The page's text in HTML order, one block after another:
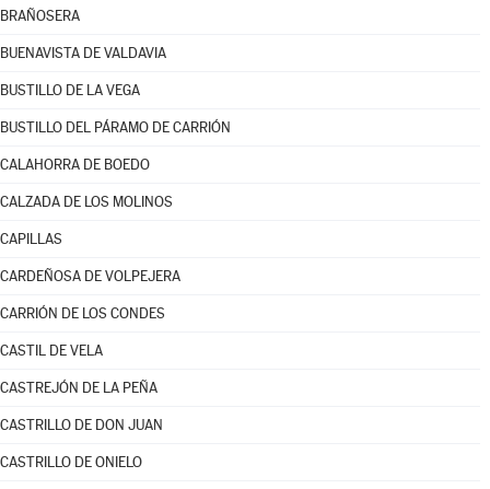
BRAÑOSERA
BUENAVISTA DE VALDAVIA
BUSTILLO DE LA VEGA
BUSTILLO DEL PÁRAMO DE CARRIÓN
CALAHORRA DE BOEDO
CALZADA DE LOS MOLINOS
CAPILLAS
CARDEÑOSA DE VOLPEJERA
CARRIÓN DE LOS CONDES
CASTIL DE VELA
CASTREJÓN DE LA PEÑA
CASTRILLO DE DON JUAN
CASTRILLO DE ONIELO